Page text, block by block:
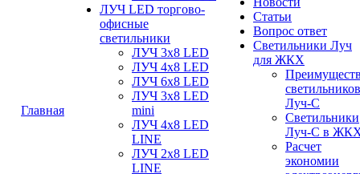
Главная
ЛУЧ LED торгово-
офисные
светильники
ЛУЧ 3х8 LED
ЛУЧ 4х8 LED
ЛУЧ 6х8 LED
ЛУЧ 3х8 LED
mini
ЛУЧ 4х8 LED
LINE
ЛУЧ 2х8 LED
LINE
Статьи
Вопрос ответ
Светильники Луч
для ЖКХ
светильников
Луч-С
Светильники
Луч-С в
Расчет
экономии